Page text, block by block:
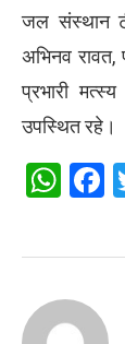
जल संस्थान
अभिनव रावत,
प्रभारी
उपस्थित रहे।